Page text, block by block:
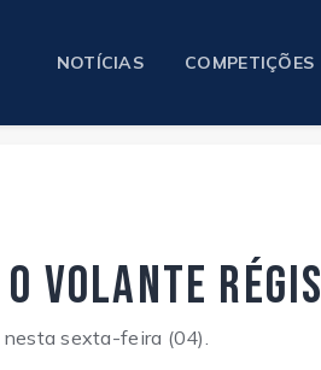
NOTÍCIAS COMPETIÇÕES
volante Régis
sexta-feira (04).